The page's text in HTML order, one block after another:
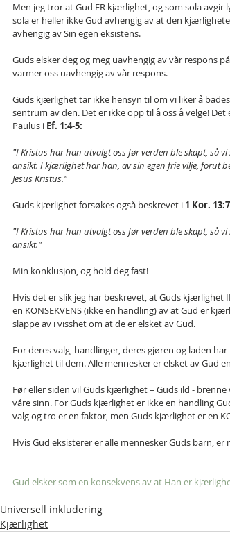
Men jeg tror at Gud ER kjærlighet, og som sola avgir
sola er heller ikke Gud avhengig av at den
avhengig av Sin egen eksistens.
Guds elsker deg og meg uavhengig av vår respons
varmer oss uavhengig av vår respons.
Guds kjærlighet tar ikke hensyn til om vi liker å
sentrum av den. Det er ikke opp til å oss å velge!
Paulus i Ef. 1:4-5:
"I Kristus har han utvalgt oss før verden ble skapt, så
ansikt. I kjærlighet har han, av sin egen frie vilje, forut
Jesus Kristus."
Guds kjærlighet forsøkes også beskrevet i 1 Kor.
"I Kristus har han utvalgt oss før verden ble skapt, så
ansikt."
Min konklusjon, og hold deg fast!
Hvis det er slik jeg har beskrevet, at Guds kjærlighet
en KONSEKVENS (ikke en handling) av at Gud er
slappe av i visshet om at de er elsket av Gud.
For deres valg, handlinger, deres gjøren og laden
kjærlighet til dem. Alle mennesker er elsket av Gud
Før eller siden vil Guds kjærlighet – Guds ild -
våre sinn. For Guds kjærlighet er ikke en handling
valg og tro er en faktor, men Guds kjærlighet er en
Hvis Gud eksisterer er alle mennesker Guds barn, er
Gud elsker som en konsekvens av at Han er
Universell inkludering
Kjærlighet